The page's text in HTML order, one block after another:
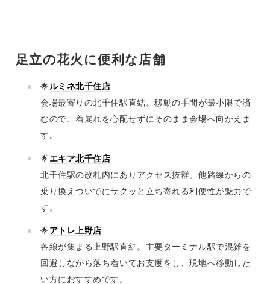
足立の花火に便利な店舗
🌟ルミネ北千住店
会場最寄りの北千住駅直結。移動の手間が最小限で済
むので、着崩れを心配せずにそのまま会場へ向かえま
す。
🌟エキア北千住店
北千住駅の改札内にありアクセス抜群。他路線からの
乗り換えついでにサクッと立ち寄れる利便性が魅力で
す。
🌟アトレ上野店
各線が集まる上野駅直結。主要ターミナル駅で混雑を
回避しながら落ち着いてお支度をし、現地へ移動した
い方におすすめです。